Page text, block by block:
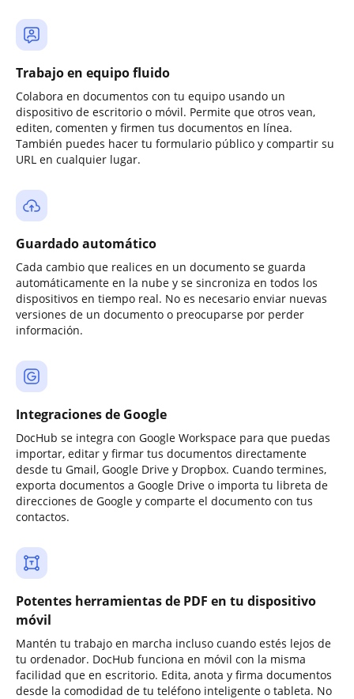
Trabajo en equipo fluido
Colabora en documentos con tu equipo usando un
dispositivo de escritorio o móvil. Permite que otros vean,
editen, comenten y firmen tus documentos en línea.
También puedes hacer tu formulario público y compartir su
URL en cualquier lugar.
Guardado automático
Cada cambio que realices en un documento se guarda
automáticamente en la nube y se sincroniza en todos los
dispositivos en tiempo real. No es necesario enviar nuevas
versiones de un documento o preocuparse por perder
información.
Integraciones de Google
DocHub se integra con Google Workspace para que puedas
importar, editar y firmar tus documentos directamente
desde tu Gmail, Google Drive y Dropbox. Cuando termines,
exporta documentos a Google Drive o importa tu libreta de
direcciones de Google y comparte el documento con tus
contactos.
Potentes herramientas de PDF en tu dispositivo
móvil
Mantén tu trabajo en marcha incluso cuando estés lejos de
tu ordenador. DocHub funciona en móvil con la misma
facilidad que en escritorio. Edita, anota y firma documentos
desde la comodidad de tu teléfono inteligente o tableta. No